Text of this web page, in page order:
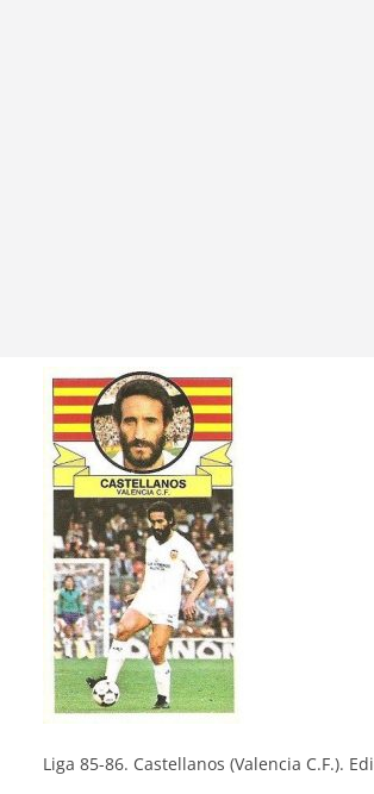
Liga 85-86. Castellanos (Valencia C.F.).